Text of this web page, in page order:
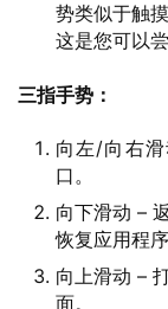
业
势类似于触
这是您可以
三指手势：
向左/向右
口。
向下滑动 –
恢复应用程序
向上滑动 –
面。